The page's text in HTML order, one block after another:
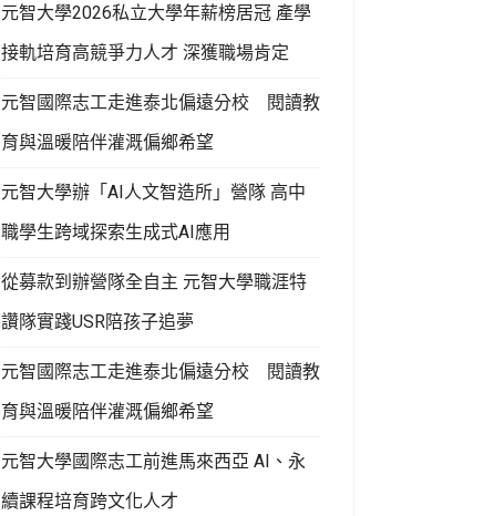
元智大學2026私立大學年薪榜居冠 產學
接軌培育高競爭力人才 深獲職場肯定
元智國際志工走進泰北偏遠分校 閱讀教
育與溫暖陪伴灌溉偏鄉希望
元智大學辦「AI人文智造所」營隊 高中
職學生跨域探索生成式AI應用
從募款到辦營隊全自主 元智大學職涯特
讚隊實踐USR陪孩子追夢
元智國際志工走進泰北偏遠分校 閱讀教
育與溫暖陪伴灌溉偏鄉希望
元智大學國際志工前進馬來西亞 AI、永
續課程培育跨文化人才